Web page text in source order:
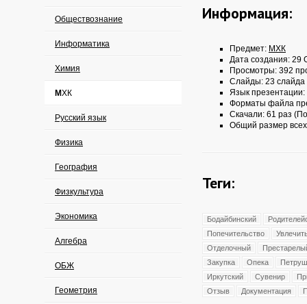
Обществознание
Информатика
Химия
МХК
Русский язык
Физика
География
Физкультура
Экономика
Алгебра
ОБЖ
Геометрия
Информация:
Предмет: МХК
Дата создания: 29
Просмотры: 392
Слайды: 23 слайда
Язык презентации:
Форматы файла
Скачали: 61 раз
Общий размер
Теги:
Бодайбинский
Попечительство
Отделочный
Закупка
Опека
Иркутский
Сувенир
Отзыв
Документация